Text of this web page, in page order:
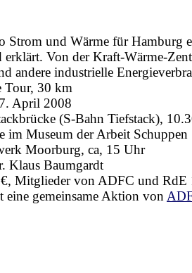
Strom und Wärme für Hamburg
erklärt. Von der Kraft-Wärme-
andere industrielle
Tour, 30 km
April 2008
(S-Bahn Tiefstack),
im Museum der Arbeit Schuppen
Moorburg, ca, 15 Uhr
Klaus Baumgardt
Mitglieder von ADFC und RdE
eine gemeinsame Aktion von